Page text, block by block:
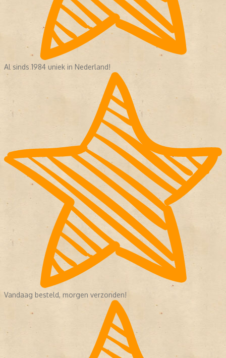
Al sinds 1984 uniek in Nederland!
Vandaag besteld, morgen verzonden!